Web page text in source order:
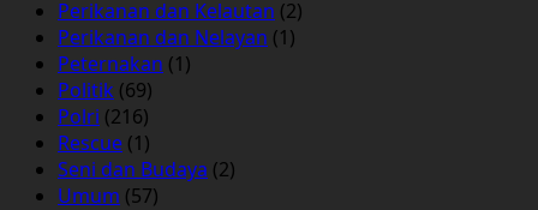
Perikanan dan Kelautan (2)
Perikanan dan Nelayan (1)
Peternakan (1)
Politik (69)
Polri (216)
Rescue (1)
Seni dan Budaya (2)
Umum (57)